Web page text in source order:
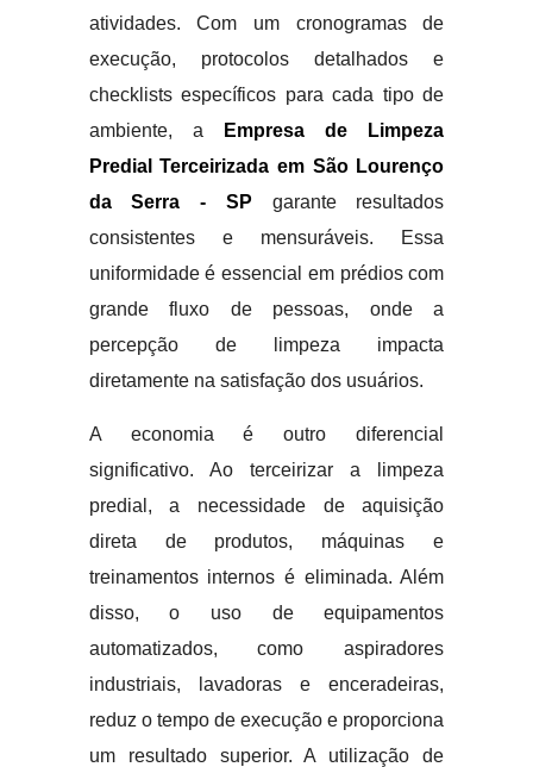
atividades. Com um cronogramas de
execução, protocolos detalhados e
checklists específicos para cada tipo de
ambiente, a
Empresa de Limpeza
Predial Terceirizada em São Lourenço
da Serra - SP garante resultados
consistentes e mensuráveis. Essa
uniformidade é essencial em prédios com
grande fluxo de pessoas, onde a
percepção de limpeza impacta
diretamente na satisfação dos usuários.
A economia é outro diferencial
significativo. Ao terceirizar a limpeza
predial, a necessidade de aquisição
direta de produtos, máquinas e
treinamentos internos é eliminada. Além
disso, o uso de equipamentos
automatizados, como aspiradores
industriais, lavadoras e enceradeiras,
reduz o tempo de execução e proporciona
um resultado superior. A utilização de